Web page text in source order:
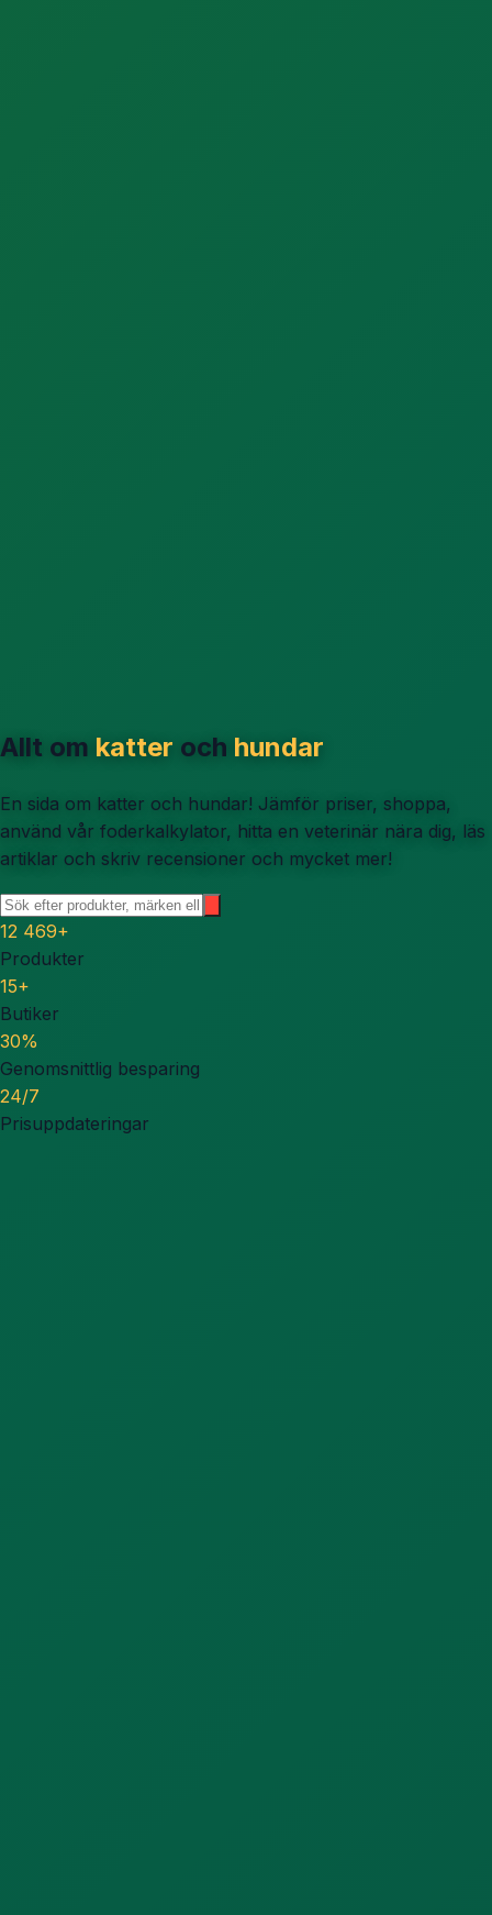
Allt om katter och hundar
En sida om katter och hundar! Jämför priser, shoppa,
använd vår foderkalkylator, hitta en veterinär nära dig, läs
artiklar och skriv recensioner och mycket mer!
12 469+
Produkter
15+
Butiker
30%
Genomsnittlig besparing
24/7
Prisuppdateringar